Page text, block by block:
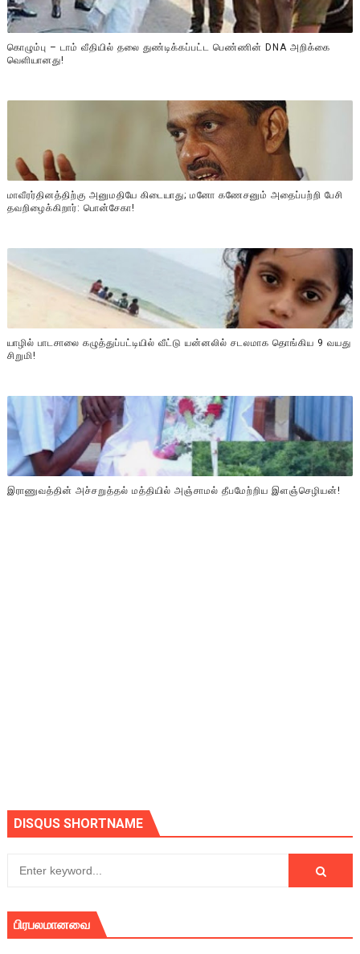
கொழும்பு – டாம் வீதியில் தலை துண்டிக்கப்பட்ட பெண்ணின் DNA அறிக்கை
வௌியானது!
மாவீரர்தினத்திற்கு அனுமதியே கிடையாது; மனோ கணேசனும் அதைப்பற்றி பேசி
தவறிழைக்கிறார்: பொன்சேகா!
யாழில் பாடசாலை கழுத்துப்பட்டியில் வீட்டு யன்னலில் சடலமாக தொங்கிய 9 வயது
சிறுமி!
இராணுவத்தின் அச்சறுத்தல் மத்தியில் அஞ்சாமல் தீபமேற்றிய இளஞ்செழியன்!
DISQUS SHORTNAME
பிரபலமானவை